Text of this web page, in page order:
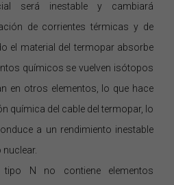
será inestable y cambiará
de corrientes térmicas y de
el material del termopar absorbe
químicos se vuelven isótopos
en otros elementos, lo que hace
química del cable del termopar, lo
a un rendimiento inestable
nuclear.
N no contiene elementos